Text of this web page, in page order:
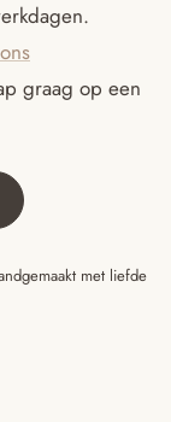
graag op een
met liefde